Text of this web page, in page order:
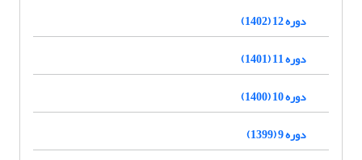
دوره 12 (1402)
دوره 11 (1401)
دوره 10 (1400)
دوره 9 (1399)